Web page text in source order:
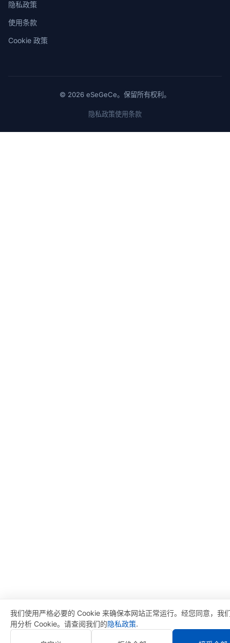
隐私政策
使用条款
Cookie 政策
© 2026 eSeGeCe。保留所有权利。
隐私政策使用条款
我们使用严格必要的 Cookie 来确保本网站正常运行。经您同意，我
用分析 Cookie。请查阅我们的隐私政策.